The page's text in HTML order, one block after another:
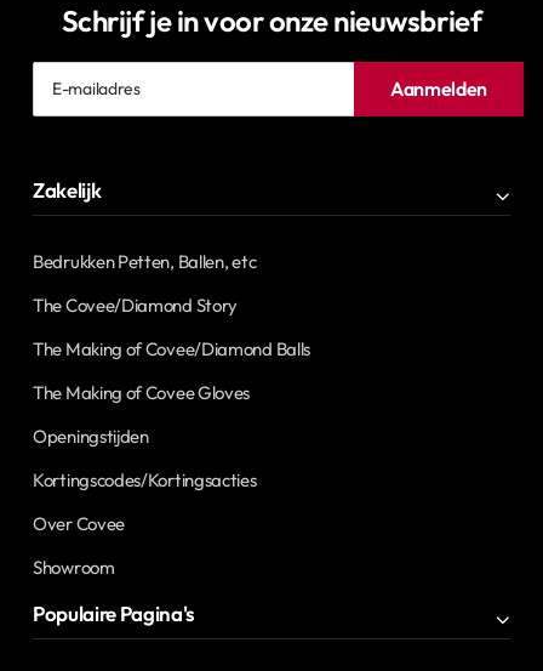
Schrijf je in voor onze nieuwsbrief
Aanmelden
Zakelijk
Bedrukken Petten, Ballen, etc
The Covee/Diamond Story
The Making of Covee/Diamond Balls
The Making of Covee Gloves
Openingstijden
Kortingscodes/Kortingsacties
Over Covee
Showroom
Populaire Pagina's